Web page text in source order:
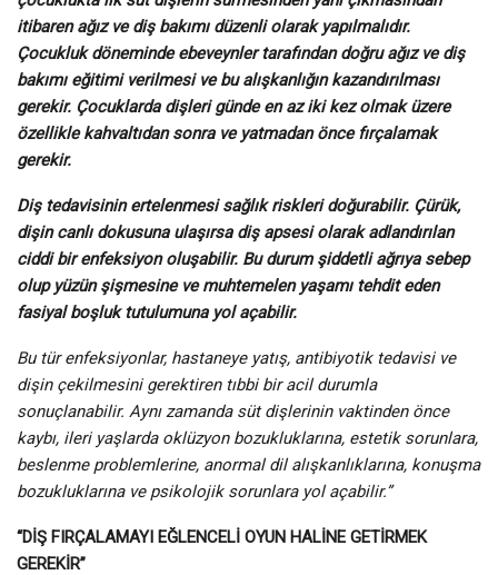
itibaren ağız ve diş bakımı düzenli olarak yapılmalıdır.
Çocukluk döneminde ebeveynler tarafından doğru ağız ve diş
bakımı eğitimi verilmesi ve bu alışkanlığın kazandırılması
gerekir. Çocuklarda dişleri günde en az iki kez olmak üzere
özellikle kahvaltıdan sonra ve yatmadan önce fırçalamak
gerekir.
Diş tedavisinin ertelenmesi sağlık riskleri doğurabilir. Çürük,
dişin canlı dokusuna ulaşırsa diş apsesi olarak adlandırılan
ciddi bir enfeksiyon oluşabilir. Bu durum şiddetli ağrıya sebep
olup yüzün şişmesine ve muhtemelen yaşamı tehdit eden
fasiyal boşluk tutulumuna yol açabilir.
Bu tür enfeksiyonlar, hastaneye yatış, antibiyotik tedavisi ve
dişin çekilmesini gerektiren tıbbi bir acil durumla
sonuçlanabilir. Aynı zamanda süt dişlerinin vaktinden önce
kaybı, ileri yaşlarda oklüzyon bozukluklarına, estetik sorunlara,
beslenme problemlerine, anormal dil alışkanlıklarına, konuşma
bozukluklarına ve psikolojik sorunlara yol açabilir.”
“DİŞ FIRÇALAMAYI EĞLENCELİ OYUN HALİNE GETİRMEK
GEREKİR”